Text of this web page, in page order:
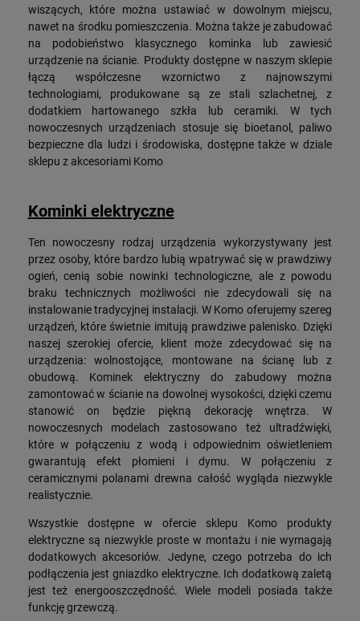
wiszących, które można ustawiać w dowolnym miejscu,
nawet na środku pomieszczenia. Można także je zabudować
na podobieństwo klasycznego kominka lub zawiesić
urządzenie na ścianie. Produkty dostępne w naszym sklepie
łączą współczesne wzornictwo z najnowszymi
technologiami, produkowane są ze stali szlachetnej, z
dodatkiem hartowanego szkła lub ceramiki. W tych
nowoczesnych urządzeniach stosuje się bioetanol, paliwo
bezpieczne dla ludzi i środowiska, dostępne także w dziale
sklepu z akcesoriami Komo
Kominki elektryczne
Ten nowoczesny rodzaj urządzenia wykorzystywany jest
przez osoby, które bardzo lubią wpatrywać się w prawdziwy
ogień, cenią sobie nowinki technologiczne, ale z powodu
braku technicznych możliwości nie zdecydowali się na
instalowanie tradycyjnej instalacji. W Komo oferujemy szereg
urządzeń, które świetnie imitują prawdziwe palenisko. Dzięki
naszej szerokiej ofercie, klient może zdecydować się na
urządzenia: wolnostojące, montowane na ścianę lub z
obudową. Kominek elektryczny do zabudowy można
zamontować w ścianie na dowolnej wysokości, dzięki czemu
stanowić on będzie piękną dekorację wnętrza. W
nowoczesnych modelach zastosowano też ultradźwięki,
które w połączeniu z wodą i odpowiednim oświetleniem
gwarantują efekt płomieni i dymu. W połączeniu z
ceramicznymi polanami drewna całość wygląda niezwykle
realistycznie.
Wszystkie dostępne w ofercie sklepu Komo produkty
elektryczne są niezwykle proste w montażu i nie wymagają
dodatkowych akcesoriów. Jedyne, czego potrzeba do ich
podłączenia jest gniazdko elektryczne. Ich dodatkową zaletą
jest też energooszczędność. Wiele modeli posiada także
funkcję grzewczą.